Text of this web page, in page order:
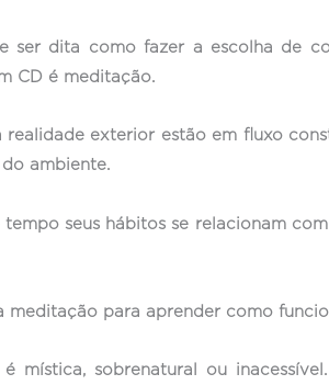
ser dita como fazer a escolha de
CD é meditação.
realidade exterior estão em fluxo
ambiente.
tempo seus hábitos se relacionam
meditação para aprender como
mística, sobrenatural ou